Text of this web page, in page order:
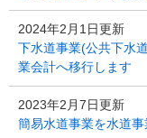
2024年2月1日更新
下水道事業(公共下水
業会計へ移行します
2023年2月7日更新
簡易水道事業を水道